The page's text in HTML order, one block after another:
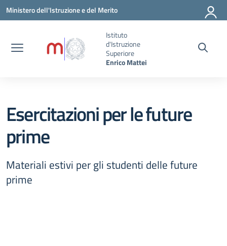
Vai ai contenuti
Vai al menu di navigazione
Vai al footer
Ministero dell'Istruzione e del Merito
Istituto
d'Istruzione
Superiore
Enrico Mattei
Esercitazioni per le future
prime
Materiali estivi per gli studenti delle future
prime